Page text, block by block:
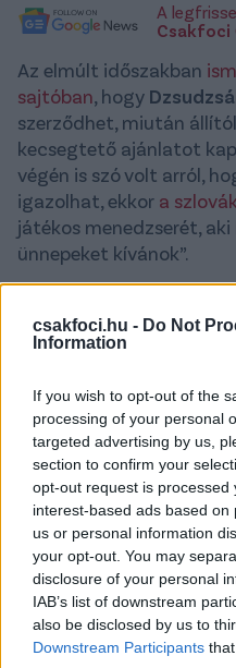
csakfoci.hu - Do Not
Information
If you wish to opt-out of the
processing of your personal
targeted advertising by us,
section to confirm your
opt-out request is processed
interest-based ads based
us or personal information
your opt-out. You may
disclosure of your personal
IAB’s list of downstream
also be disclosed by us to
Downstream Participants
A
Csakfoci
Az elmúlt időszakban
sajtóban, hogy
szerződhet, miután
kecsegtető ajánlatot
végén is szó volt arról,
igazolhat, ekkor a
játékos menedzserét,
ünnepeket kívánok”.
közleményben reagált
természetesen
Bár szokás szerint
meg nem erősített
Dzsudzsák Balázst
hogy a 108-szoros
a Loki mezében
debreceni
rendelkező játékosa, és
marad. Klubunkhoz
csapattól nem futott be
Dzsudzsák Balázs
hajdúságiak